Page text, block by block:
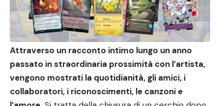
Attraverso un racconto intimo lungo un anno
passato in straordinaria prossimità con l’artista,
vengono mostrati la quotidianità, gli amici, i
collaboratori, i riconoscimenti, le canzoni e